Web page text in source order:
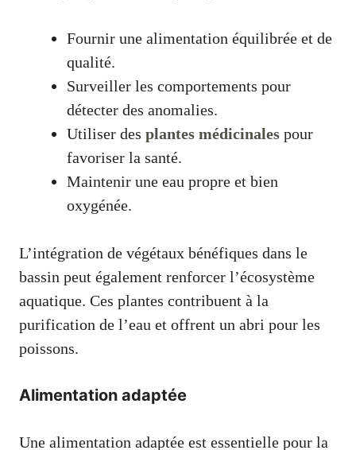
Fournir une alimentation équilibrée et de
qualité.
Surveiller les comportements pour
détecter des anomalies.
Utiliser des plantes médicinales pour
favoriser la santé.
Maintenir une eau propre et bien
oxygénée.
L’intégration de végétaux bénéfiques dans le
bassin peut également renforcer l’écosystème
aquatique. Ces plantes contribuent à la
purification de l’eau et offrent un abri pour les
poissons.
Alimentation adaptée
Une alimentation adaptée est essentielle pour la